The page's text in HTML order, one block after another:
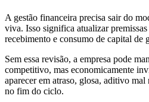
A gestão financeira precisa sair do
viva. Isso significa atualizar
recebimento e consumo de capital de
Sem essa revisão, a empresa pode
competitivo, mas economicamente
aparecer em atraso, glosa, aditivo
no fim do ciclo.